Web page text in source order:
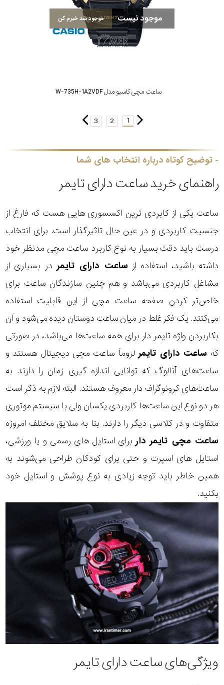
موجود نیست موجود شد خبرم کن
ساعت مچی کاسیو مدل W-735H-1A2VDF
1
2
3
توضیح کوتاه درباره انتخاب های شما
راهنمای خرید ساعت دارای تایمر
ساعت یکی از کابردی ترین اکسسوری هایی هست که فارغ از
جنسیت کاربردی و در عین حال تاثیرگذار است. برای انتخاب
درست باید دقت بسیار به نوع کاربرد ساعت مچی مدنظر خود
داشته باشید، استفاده از ساعت دارای تایمردر بسیاری از
مشاغل کاربردی می‌باشد و هم چنین سازندگان ساعت برای
خاص‌تر کردن صفحه ساعت مچی از این قابلیت استفاده
می‌کنند. یک فکر غلط در میان ساعت دوستان دیده می‌شود و آن
بکاربردن واژه تایمر دار برای همه ساعت‌ها می‌باشد، در صورتی
که ساعت دارای تایمر لزوماً ساعت مچی دیجیتال هستند و
ساعت‌های آنالوگ که توانایی اندازه گیری زمان را دارند به
ساعت‌های کرونوگراف دار معروف هستند. البته لازم به ذکر است
هر دو نوع این ساعت‌ها کاربردی یکسان ولی با سیستم موتوری
متفاوت و در کلاسی دیگر را دارند. بنا به سلایق مختلف امروزه
ساعت مچی تایمر داربرای استایل های رسمی و یا ورزشی،
استایل های اسپرت و حتی برای کودکان طراحی می‌شوند به
همین خاطر باید توجه زیادی به نوع پوشش و استایل خود
بکنید.
ویژگی‌های ساعت دارای تایمر